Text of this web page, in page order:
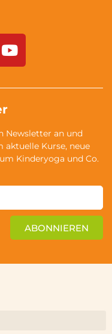
Newsletter an und
aktuelle Kurse, neue
Kinderyoga und Co.
ABONNIEREN